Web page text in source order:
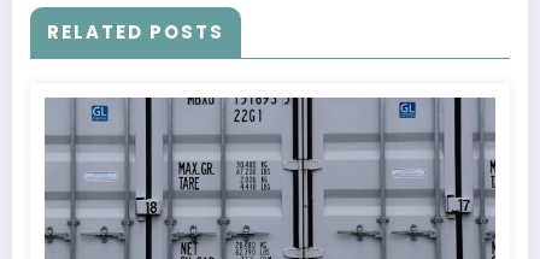
RELATED POSTS